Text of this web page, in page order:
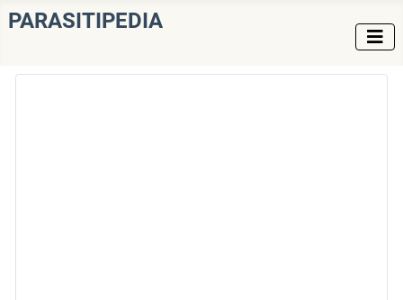
PARASITIPEDIA